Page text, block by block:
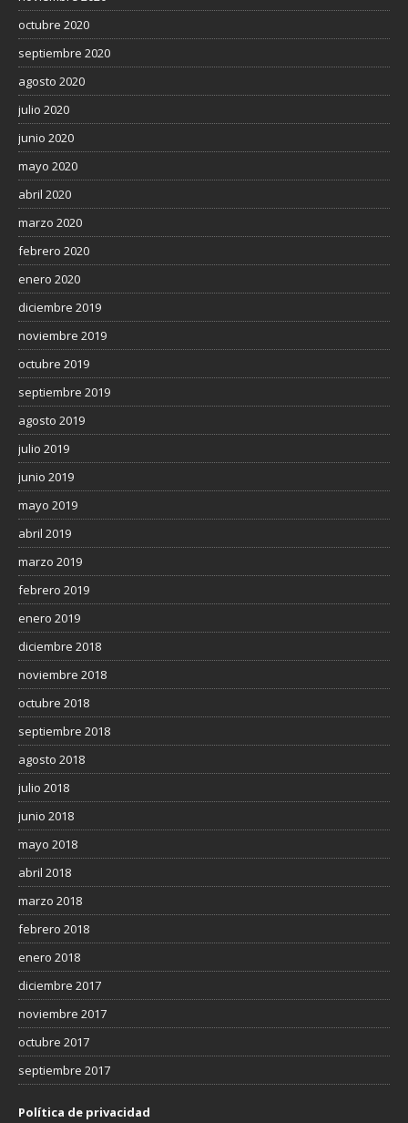
octubre 2020
septiembre 2020
agosto 2020
julio 2020
junio 2020
mayo 2020
abril 2020
marzo 2020
febrero 2020
enero 2020
diciembre 2019
noviembre 2019
octubre 2019
septiembre 2019
agosto 2019
julio 2019
junio 2019
mayo 2019
abril 2019
marzo 2019
febrero 2019
enero 2019
diciembre 2018
noviembre 2018
octubre 2018
septiembre 2018
agosto 2018
julio 2018
junio 2018
mayo 2018
abril 2018
marzo 2018
febrero 2018
enero 2018
diciembre 2017
noviembre 2017
octubre 2017
septiembre 2017
Política de privacidad